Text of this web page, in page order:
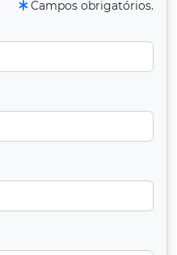
Campos obrigatórios.